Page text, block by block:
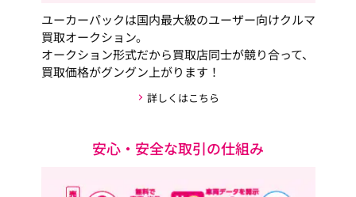
ユーカーパックは国内最大級のユーザー向けクルマ
買取オークション。
オークション形式だから買取店同士が競り合って、
買取価格がグングン上がります！
詳しくはこちら
安心・安全な取引の仕組み